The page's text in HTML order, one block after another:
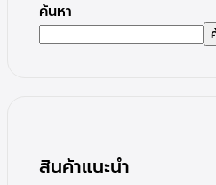
ค้นหา
สินค้าแนะนำ